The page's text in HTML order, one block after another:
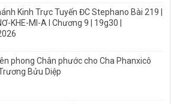
Kinh Trực Tuyến ĐC Stephano Bài 219 |
KHE-MI-A I Chương 9 | 19g30 |
phong Chân phước cho Cha Phanxicô
Bửu Diệp